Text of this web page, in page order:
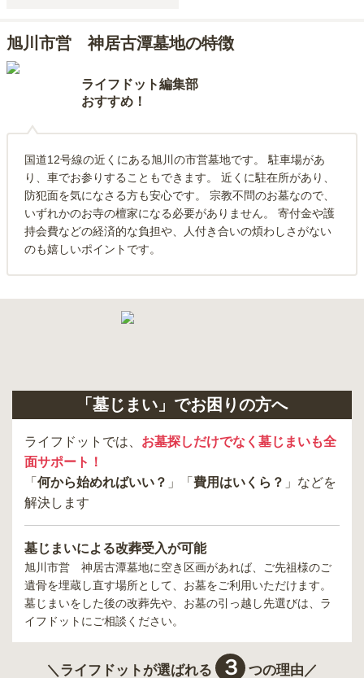
旭川市営 神居古潭墓地の特徴
ライフドット編集部
おすすめ！
国道12号線の近くにある旭川の市営墓地です。 駐車場があ
り、車でお参りすることもできます。 近くに駐在所があり、
防犯面を気になさる方も安心です。 宗教不問のお墓なので、
いずれかのお寺の檀家になる必要がありません。 寄付金や護
持会費などの経済的な負担や、人付き合いの煩わしさがない
のも嬉しいポイントです。
「墓じまい」でお困りの方へ
ライフドットでは、 お墓探しだけでなく墓じまいも全
面サポート！
「 何から始めればいい？ 」「 費用はいくら？ 」などを
解決します
墓じまいによる改葬受入が可能
旭川市営 神居古潭墓地に空き区画があれば、ご先祖様のご
遺骨を埋蔵し直す場所として、お墓をご利用いただけます。
墓じまいをした後の改葬先や、お墓の引っ越し先選びは、ラ
イフドットにご相談ください。
＼ライフドットが選ばれる ３ つの理由／